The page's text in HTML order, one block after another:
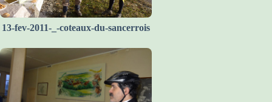
13-fev-2011-_-coteaux-du-sancerrois